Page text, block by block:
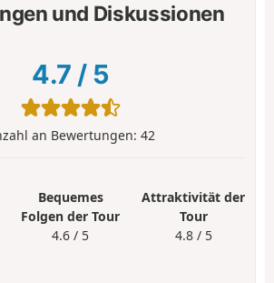
und Diskussionen
4.7 / 5
an Bewertungen: 42
Bequemes
Folgen der Tour
4.6 / 5
Attraktivität der
Tour
4.8 / 5